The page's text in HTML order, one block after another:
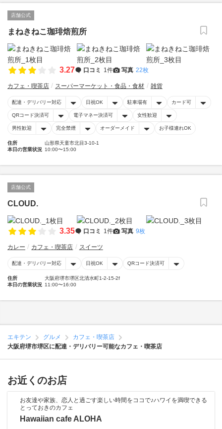
店舗公式
まねきねこ珈琲焙煎所
3.27 口コミ 1件 写真 22枚
カフェ・喫茶店 スーパーマーケット・食品・食材 雑貨
配達・デリバリー対応 日祝OK 駐車場有 カード可
QRコード決済可 電子マネー決済可 女性歓迎
男性歓迎 完全禁煙 オーダーメイド お子様連れOK
住所
山形県天童市北目3-10-1
本日の営業状況 10:00〜15:00
店舗公式
CLOUD.
3.35 口コミ 1件 写真 9枚
カレー カフェ・喫茶店 スイーツ
配達・デリバリー対応 日祝OK QRコード決済可
住所
大阪府堺市堺区北清水町1-2-15-2f
本日の営業状況 11:00〜16:00
エキテン グルメ
カフェ・喫茶店
大阪府堺市堺区に配達・デリバリー可能なカフェ・喫茶店
お近くのお店
お友達や家族、恋人と過ごす楽しい時間をココで♪ハワイを満喫できる
とっておきのカフェ
Hawaiian cafe ALOHA